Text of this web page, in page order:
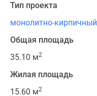
Тип проекта
монолитно-кирпичный
Общая площадь
35.10 м2
Жилая площадь
15.60 м2